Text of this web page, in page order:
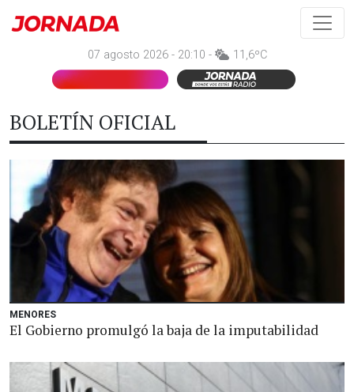
07 agosto 2026 - 20:10 - 11,6ºC
BOLETÍN OFICIAL
MENORES
El Gobierno promulgó la baja de la imputabilidad